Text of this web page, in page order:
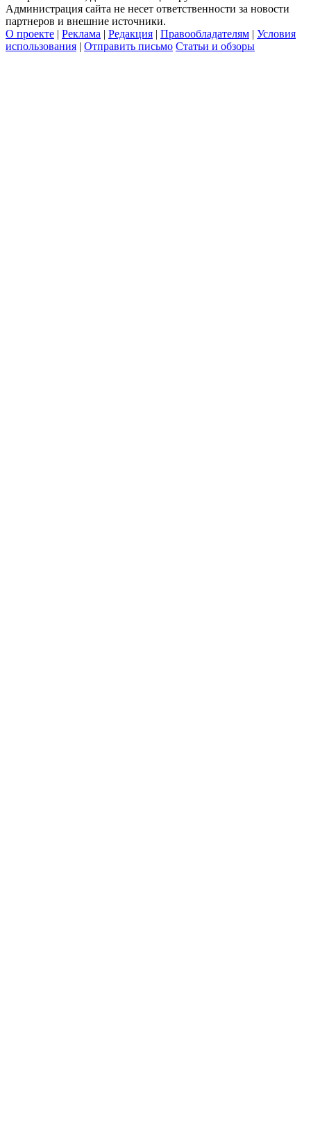
Администрация сайта не несет ответственности за новости
партнеров и внешние источники.
О проекте | Реклама | Редакция | Правообладателям | Условия
использования | Отправить письмо Статьи и обзоры